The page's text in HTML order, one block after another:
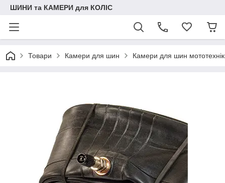
ШИНИ та КАМЕРИ для КОЛІС
Товари Камери для шин Камери для шин